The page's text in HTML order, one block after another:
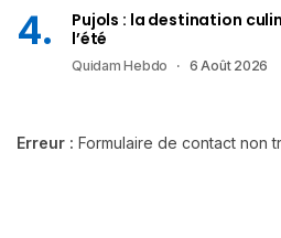
Pujols : la destination
l’été
Quidam Hebdo 6 Août 2026
Erreur : Formulaire de contact non